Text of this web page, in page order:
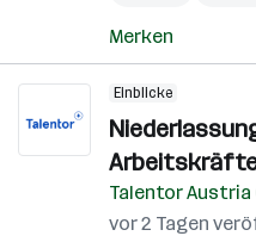
Merken
Einblicke
Talentor Austria
vor 2 Tagen